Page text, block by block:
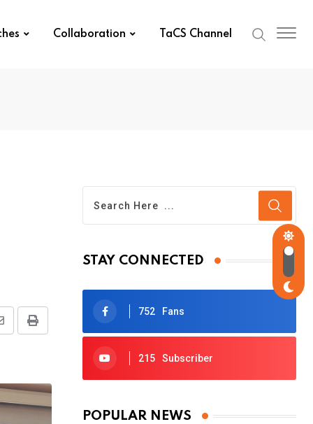
Collaboration TaCS Channel
Print
STAY CONNECTED
752 Fans
215 Subscriber
POPULAR NEWS